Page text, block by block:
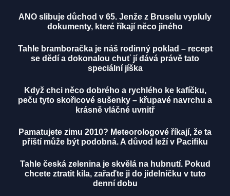
ANO slibuje důchod v 65. Jenže z Bruselu vypluly
dokumenty, které říkají něco jiného
Tahle bramboračka je náš rodinný poklad – recept
se dědí a dokonalou chuť jí dává právě tato
speciální jíška
Když chci něco dobrého a rychlého ke kafíčku,
peču tyto skořicové sušenky – křupavé navrchu a
krásně vláčné uvnitř
Pamatujete zimu 2010? Meteorologové říkají, že ta
příští může být podobná. A důvod leží v Pacifiku
Tahle česká zelenina je skvělá na hubnutí. Pokud
chcete ztratit kila, zařaďte ji do jídelníčku v tuto
denní dobu